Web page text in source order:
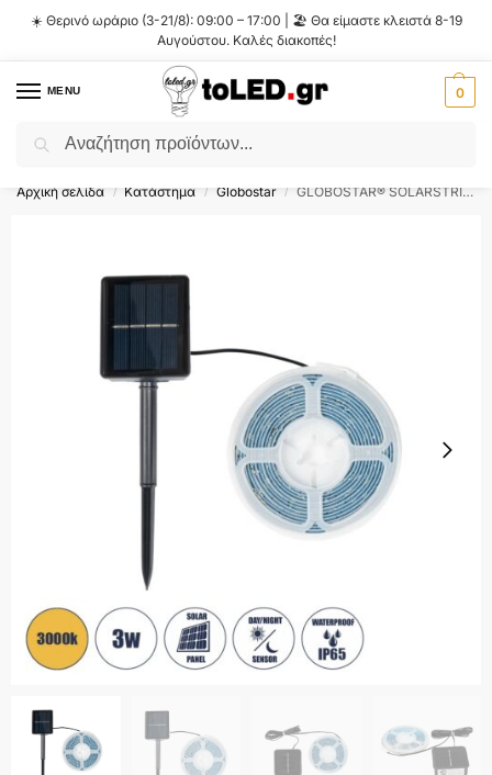
☀️ Θερινό ωράριο (3-21/8): 09:00 – 17:00 | 🏖️ Θα είμαστε κλειστά 8-19
Αυγούστου. Καλές διακοπές!
MENU 0
Flash Sale ⚡ 10% Έκπτωση με τον κωδικό
Αρχική σελίδα / Κατάστημα / Globostar / GLOBOSTAR® SOLARSTRIP 70420 Σετ Ταινίας με Αισθητήρα Ημέρας-Νύχτας LED 3W 120lm 120° DC 5V με Φωτοβολταϊκό Panel 5V 0.3W Αδιάβροχο IP65 90 x SMD2835 Chip Θερμό Λευκό 2700K Dimmable – Sanan SMD Chip – Μ300 x Π0.8 x Υ0.3cm – Ρολό 3 Μέτρων – 2 Χρόνια Εγγύηση